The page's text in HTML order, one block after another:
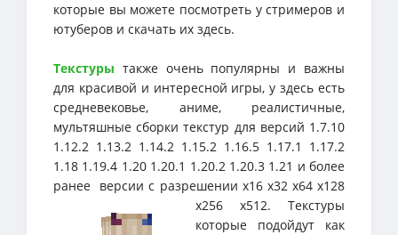
которые вы можете посмотреть у стримеров и
ютуберов и скачать их здесь.
Текстуры также очень популярны и важны
для красивой и интересной игры, у здесь есть
средневековье, аниме, реалистичные,
мультяшные сборки текстур для версий 1.7.10
1.12.2 1.13.2 1.14.2 1.15.2 1.16.5 1.17.1 1.17.2
1.18 1.19.4 1.20 1.20.1 1.20.2 1.20.3 1.21 и более
ранее версии с разрешении х16 х32 х64 х128
х256 х512. Текстуры
которые подойдут как